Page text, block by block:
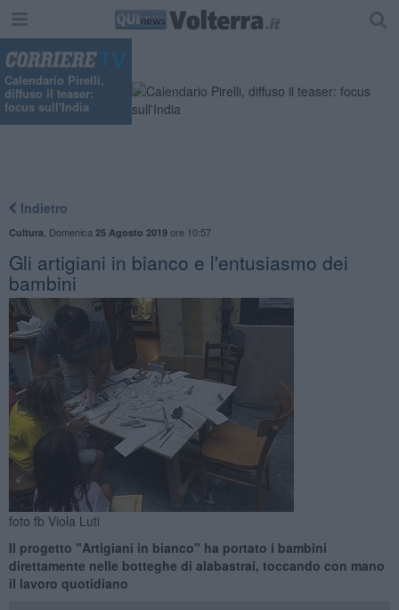
Calendario Pirelli,
diffuso il teaser:
focus sull'India
Indietro
Cultura Domenica 25 Agosto 2019ore 10:57
Gli artigiani in bianco e l'entusiasmo dei
bambini
foto fb Viola Luti
Il progetto "Artigiani in bianco" ha portato i bambini
direttamente nelle botteghe di alabastrai, toccando con mano
il lavoro quotidiano